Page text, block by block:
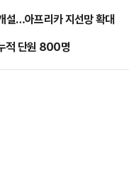
설…아프리카 지선망 확대
적 단원 800명